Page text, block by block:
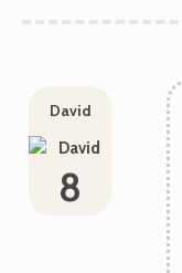
David
8